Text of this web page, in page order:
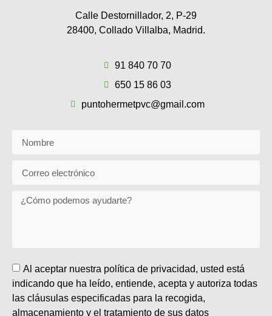
Calle Destornillador, 2, P-29
28400, Collado Villalba, Madrid.
91 840 70 70
650 15 86 03
puntohermetpvc@gmail.com
Al aceptar nuestra política de privacidad, usted está
indicando que ha leído, entiende, acepta y autoriza todas
las cláusulas especificadas para la recogida,
almacenamiento y el tratamiento de sus datos